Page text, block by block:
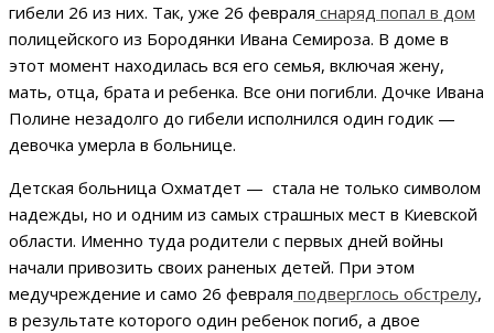
гибели 26 из них. Так, уже 26 февраля снаряд попал в дом
полицейского из Бородянки Ивана Семироза. В доме в
этот момент находилась вся его семья, включая жену,
мать, отца, брата и ребенка. Все они погибли. Дочке Ивана
Полине незадолго до гибели исполнился один годик —
девочка умерла в больнице.
Детская больница Охматдет — стала не только символом
надежды, но и одним из самых страшных мест в Киевской
области. Именно туда родители с первых дней войны
начали привозить своих раненых детей. При этом
медучреждение и само 26 февраля подверглось обстрелу,
в результате которого один ребенок погиб, а двое